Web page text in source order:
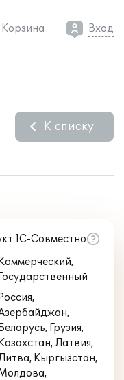
Корзина Вход
К списку
1С-Совместно
Коммерческий,
Государственный
Россия,
Беларусь, Грузия,
Казахстан, Латвия,
Кыргызстан,